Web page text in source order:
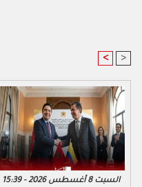
< >
السبت 8 أغسطس 2026 - 15:39